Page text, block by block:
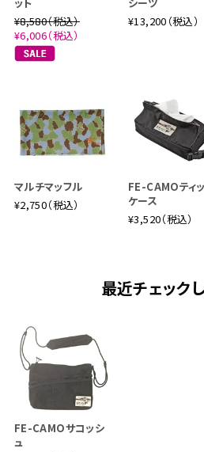
¥8,580（税込）
¥6,006（税込）
¥13,200（税込）
マルチマッフル
¥2,750（税込）
FE-CAMOティ
ケース
¥3,520（税込）
最近チェック
FE-CAMOサコッシ
ュ